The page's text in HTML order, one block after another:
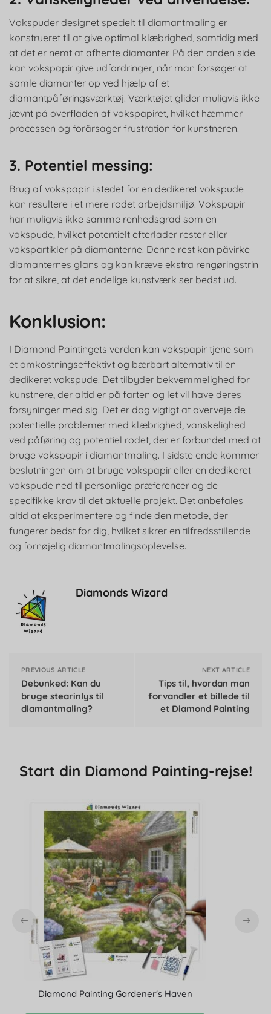
Vokspuder designet specielt til diamantmaling er
konstrueret til at give optimal klæbrighed, samtidig med
at det er nemt at afhente diamanter. På den anden side
kan vokspapir give udfordringer, når man forsøger at
samle diamanter op ved hjælp af et
diamantpåføringsværktøj. Værktøjet glider muligvis ikke
jævnt på overfladen af vokspapiret, hvilket hæmmer
processen og forårsager frustration for kunstneren.
3. Potentiel messing:
Brug af vokspapir i stedet for en dedikeret vokspude
kan resultere i et mere rodet arbejdsmiljø. Vokspapir
har muligvis ikke samme renhedsgrad som en
vokspude, hvilket potentielt efterlader rester eller
vokspartikler på diamanterne. Denne rest kan påvirke
diamanternes glans og kan kræve ekstra rengøringstrin
for at sikre, at det endelige kunstværk ser bedst ud.
Konklusion:
I Diamond Paintingets verden kan vokspapir tjene som
et omkostningseffektivt og bærbart alternativ til en
dedikeret vokspude. Det tilbyder bekvemmelighed for
kunstnere, der altid er på farten og let vil have deres
forsyninger med sig. Det er dog vigtigt at overveje de
potentielle problemer med klæbrighed, vanskelighed
ved påføring og potentiel rodet, der er forbundet med at
bruge vokspapir i diamantmaling. I sidste ende kommer
beslutningen om at bruge vokspapir eller en dedikeret
vokspude ned til personlige præferencer og de
specifikke krav til det aktuelle projekt. Det anbefales
altid at eksperimentere og finde den metode, der
fungerer bedst for dig, hvilket sikrer en tilfredsstillende
og fornøjelig diamantmalingsoplevelse.
Diamonds Wizard
PREVIOUS ARTICLE
Debunked: Kan du
bruge stearinlys til
diamantmaling?
NEXT ARTICLE
Tips til, hvordan man
forvandler et billede til
et Diamond Painting
Start din Diamond Painting-rejse!
Diamond Painting Gardener's Haven